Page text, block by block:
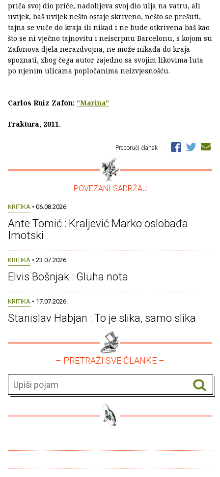
priča svoj dio priče, nadolijeva svoj dio ulja na vatru, ali
uvijek, baš uvijek nešto ostaje skriveno, nešto se prešuti,
tajna se vuče do kraja ili nikad i ne bude otkrivena baš kao
što se ni vječno tajnovitu i neiscrpnu Barcelonu, s kojom su
Zafonova djela nerazdvojna, ne može nikada do kraja
spoznati, zbog čega autor zajedno sa svojim likovima luta
po njenim ulicama popločanima neizvjesnošću.
Carlos Ruiz Zafon: "Marina"
Fraktura, 2011.
Preporuči članak
– POVEZANI SADRŽAJ –
KRITIKA • 06.08.2026.
Ante Tomić : Kraljević Marko oslobađa
Imotski
KRITIKA • 23.07.2026.
Elvis Bošnjak : Gluha nota
KRITIKA • 17.07.2026.
Stanislav Habjan : To je slika, samo slika
– PRETRAŽI SVE ČLANKE –